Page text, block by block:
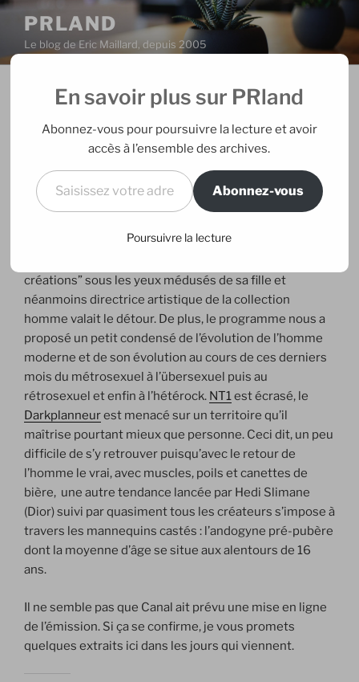
Aller
contenu
principal
PRLAND
Le blog de Eric Maillard, depuis 2005
PUBLIÉ
18/02/2006PARERIC
Les hommes enfin habillés
février n’a pas déçu. Toujours concocté par
Mademoiselle Agnès soutenue par la réalisation
nous a offert quelques grands moments. Voir
créations” sous les yeux médusés de sa fille et
néanmoins directrice artistique de la collection
homme valait le détour. De plus, le programme nous a
proposé un petit condensé de l’évolution de l’homme
moderne et de son évolution au cours de ces derniers
mois du métrosexuel à l’übersexuel puis au
rétrosexuel et enfin à l’hétérock. NT1est écrasé, le
Darkplanneurest menacé sur un territoire qu’il
maîtrise pourtant mieux que personne. Ceci dit, un peu
difficile de s’y retrouver puisqu’avec le retour de
l’homme le vrai, avec muscles, poils et canettes de
bière, une autre tendance lancée par Hedi Slimane
(Dior) suivi par quasiment tous les créateurs s’impose à
travers les mannequins castés : l’andogyne pré-pubère
dont la moyenne d’âge se situe aux alentours de 16
ans.
Il ne semble pas que Canal ait prévu une mise en ligne
de l’émission. Si ça se confirme, je vous promets
quelques extraits ici dans les jours qui viennent.
En savoir plus sur PRland
Abonnez-vous pour poursuivre la lecture et avoir
accès à l’ensemble des archives.
Saisissez votre adresse e-mail…
Abonnez-vous
Poursuivre la lecture